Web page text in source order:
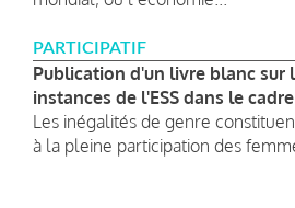
PARTICIPATIF
Publication d'un livre blanc sur
instances de l'ESS dans le
Les inégalités de genre
à la pleine participation des